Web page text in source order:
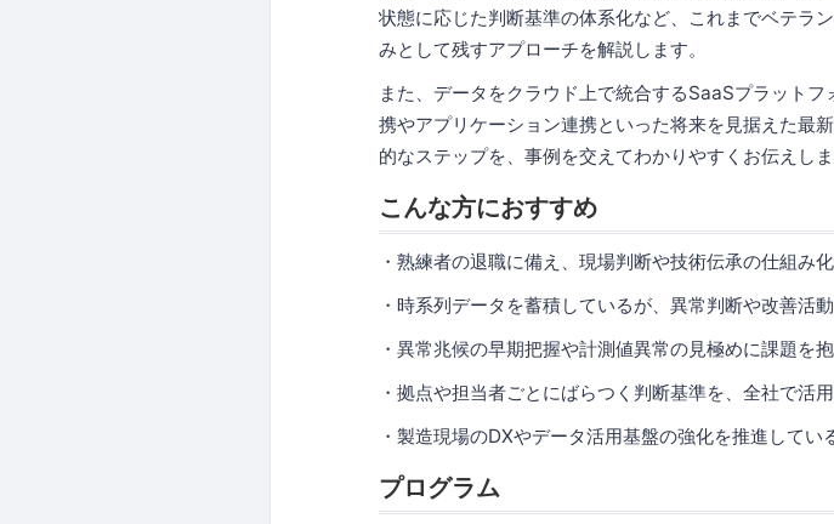
状態に応じた判断基準の体系化など、これまでベテラ
みとして残すアプローチを解説します。
また、データをクラウド上で統合するSaaSプラット
携やアプリケーション連携といった将来を見据えた最
的なステップを、事例を交えてわかりやすくお伝えしま
こんな方におすすめ
・熟練者の退職に備え、現場判断や技術伝承の仕組み
・時系列データを蓄積しているが、異常判断や改善活
・異常兆候の早期把握や計測値異常の見極めに課題を
・拠点や担当者ごとにばらつく判断基準を、全社で活
・製造現場のDXやデータ活用基盤の強化を推進してい
プログラム